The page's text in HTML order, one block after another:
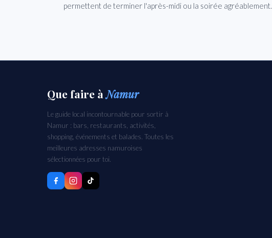
permettent de terminer l'après-midi ou la soirée agréablement.
Que faire àNamur
Le guide local incontournable pour sortir à
Namur : bars, restaurants, activités,
shopping, événements et balades. Toutes les
meilleures adresses namuroises
sélectionnées pour toi.